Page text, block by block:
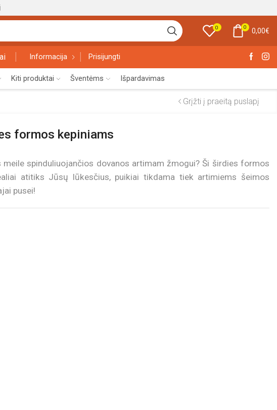
0 0 0,00€
Informacija Prisijungti
Kiti produktai Šventėms Išpardavimas
Grįžti į praeitą puslapį
formos kepiniams
meile spinduliuojančios dovanos artimam žmogui? Ši širdies formos
atitiks Jūsų lūkesčius, puikiai tikdama tiek artimiems šeimos
pusei!